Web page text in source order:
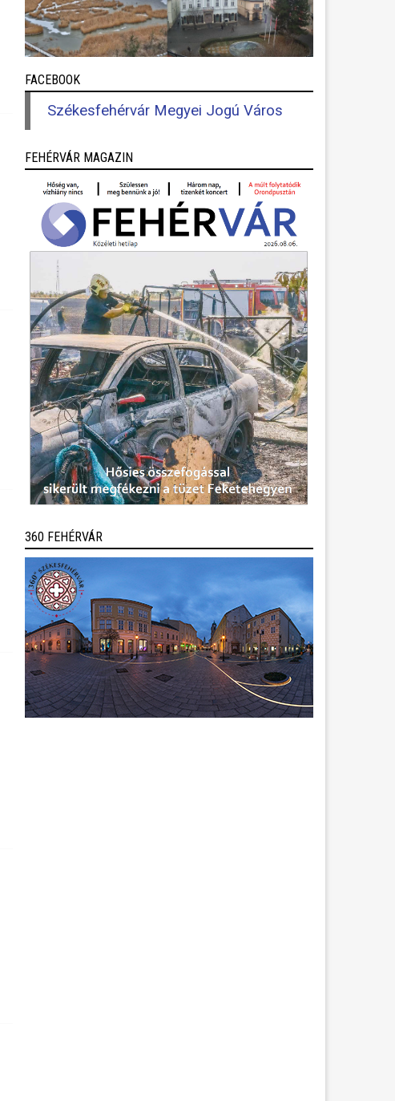
FACEBOOK
Székesfehérvár Megyei Jogú Város
FEHÉRVÁR MAGAZIN
360 FEHÉRVÁR